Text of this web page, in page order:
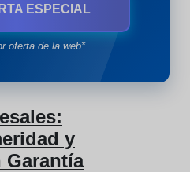
ESPECIAL
oferta de la web*
y
Garantía